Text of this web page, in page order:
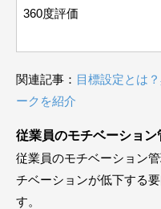
360度評価
関連記事： 目標設定とは
ークを紹介
従業員のモチベーション
従業員のモチベーション
チベーションが低下する
す。